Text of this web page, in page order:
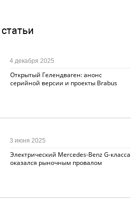
Открытый Гелендваген: анонс
серийной версии и проекты Brabus
4 декабря 2025
Электрический Mercedes-Benz G-класса
оказался рыночным провалом
3 июня 2025